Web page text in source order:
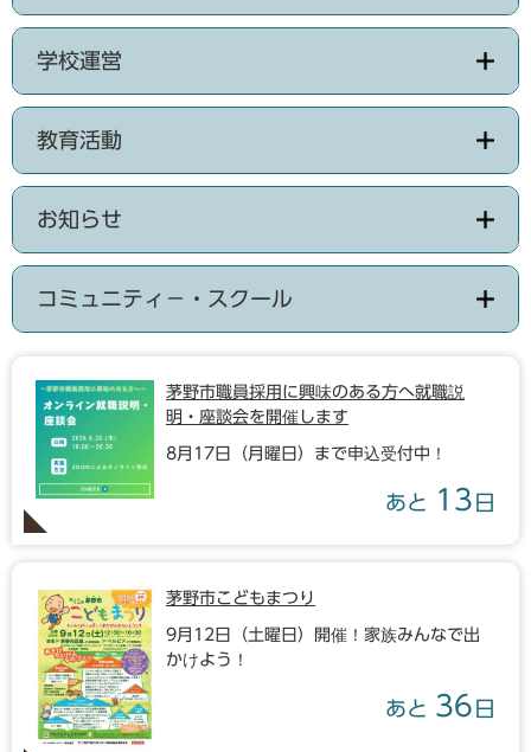
学校運営
教育活動
お知らせ
コミュニティ－・スクール
茅野市職員採用に興味のある方へ就職説
明・座談会を開催します
8月17日（月曜日）まで申込受付中！
あと 13 日
茅野市こどもまつり
9月12日（土曜日）開催！家族みんなで出
かけよう！
あと 36 日